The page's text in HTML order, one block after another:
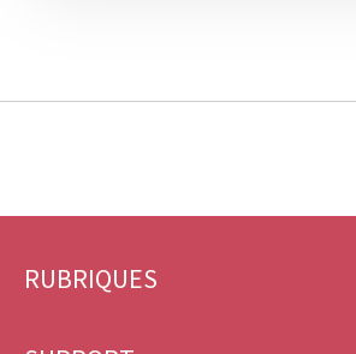
Pied
RUBRIQUES